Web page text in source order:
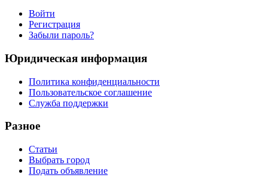
Войти
Регистрация
Забыли пароль?
Юридическая информация
Политика конфиденциальности
Пользовательское соглашение
Служба поддержки
Разное
Статьи
Выбрать город
Подать объявление